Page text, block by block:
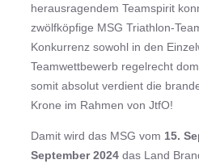
herausragendem Teamspirit
zwölfköpfige MSG Triathlon-
Konkurrenz sowohl in den
Teamwettbewerb regelrecht
somit absolut verdient die
Krone im Rahmen von JtfO!
Damit wird das MSG vom 15.
September 2024 das Land